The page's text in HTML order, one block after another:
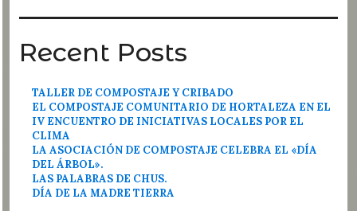
Recent Posts
TALLER DE COMPOSTAJE Y CRIBADO
EL COMPOSTAJE COMUNITARIO DE HORTALEZA EN EL
IV ENCUENTRO DE INICIATIVAS LOCALES POR EL
CLIMA
LA ASOCIACIÓN DE COMPOSTAJE CELEBRA EL «DÍA
DEL ÁRBOL».
LAS PALABRAS DE CHUS.
DÍA DE LA MADRE TIERRA